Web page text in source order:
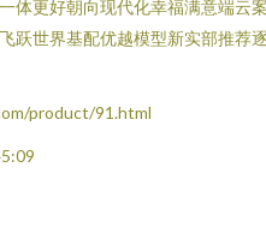
更好朝向现代化幸福满意端云
世界基配优越模型新实部推荐
product/91.html